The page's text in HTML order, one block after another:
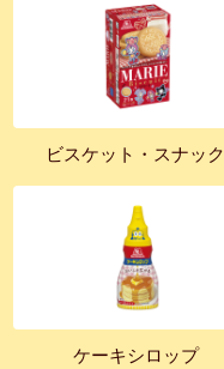
ビスケット・スナック
ケーキシロップ